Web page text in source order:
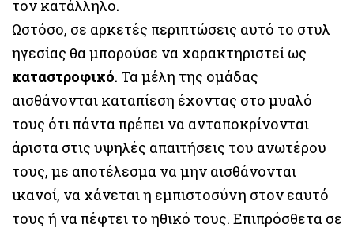
τον κατάλληλο.
Ωστόσο, σε αρκετές περιπτώσεις αυτό το στυλ
ηγεσίας θα μπορούσε να χαρακτηριστεί ως
καταστροφικό. Τα μέλη της ομάδας
αισθάνονται καταπίεση έχοντας στο μυαλό
τους ότι πάντα πρέπει να ανταποκρίνονται
άριστα στις υψηλές απαιτήσεις του ανωτέρου
τους, με αποτέλεσμα να μην αισθάνονται
ικανοί, να χάνεται η εμπιστοσύνη στον εαυτό
τους ή να πέφτει το ηθικό τους. Επιπρόσθετα σε